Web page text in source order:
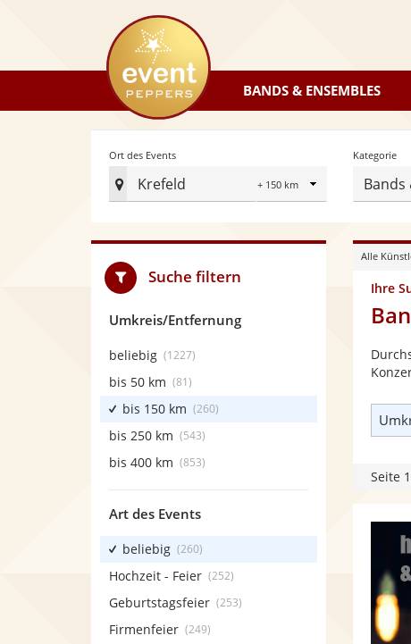
eventpeppers
BANDS & ENSEMBLES
Ort des Events
Krefeld
Radius
Ort
Events
festlegen
Kategorie
Bands
Alle
Ihre
Seite
Suche filtern
Umkreis/Entfernung
beliebig (1227)
bis 50 km (81)
bis 150 km (260)
bis 250 km (543)
bis 400 km (853)
Art des Events
beliebig (260)
Hochzeit - Feier (252)
Geburtstagsfeier (253)
Firmenfeier (249)